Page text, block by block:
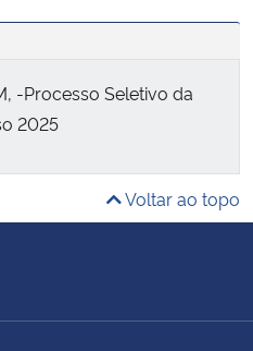
-Processo Seletivo da
2025
Voltar ao topo